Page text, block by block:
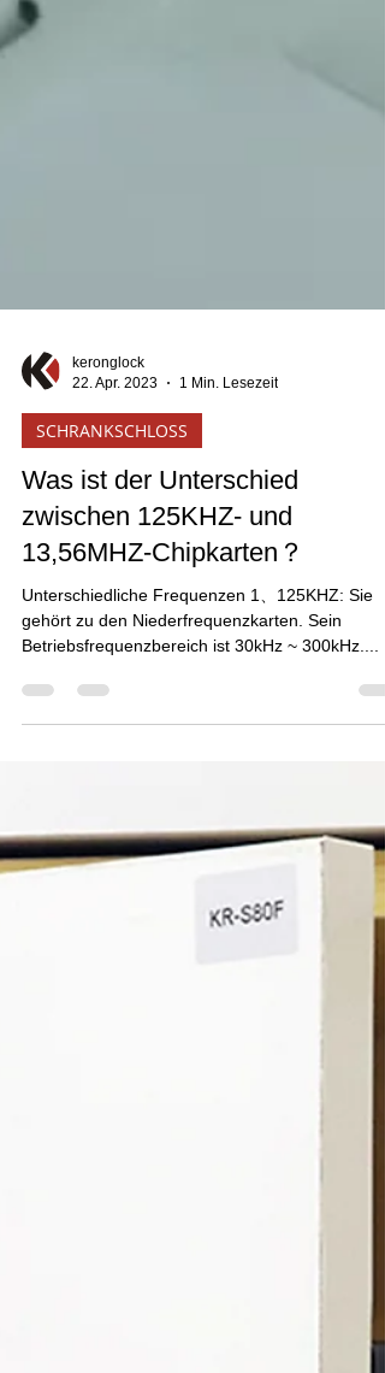
22. Apr. 2023
1 Min. Lesezeit
SCHRANKSCHLOSS
Was ist der Unterschied
zwischen 125KHZ- und
13,56MHZ-Chipkarten？
Unterschiedliche Frequenzen 1、125KHZ: Sie
Betriebsfrequenzbereich ist 30kHz ~ 300kHz....